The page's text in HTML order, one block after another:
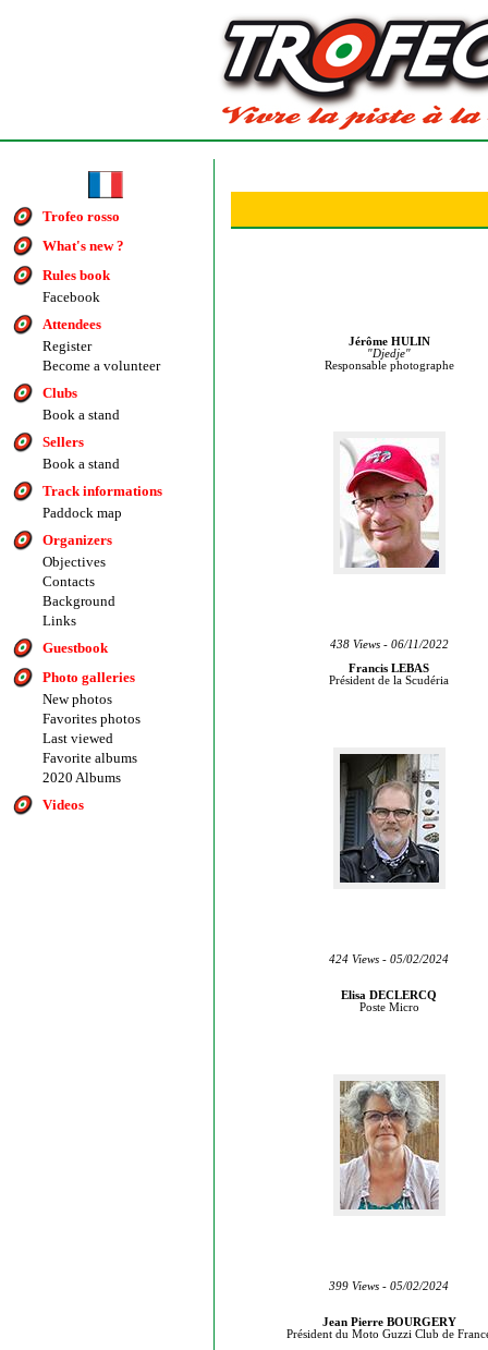
Trofeo rosso
What's new ?
Rules book
Facebook
Attendees
Register
Become a volunteer
Clubs
Book a stand
Sellers
Book a stand
Track informations
Paddock map
Organizers
Objectives
Contacts
Background
Links
Guestbook
Photo galleries
New photos
Favorites photos
Last viewed
Favorite albums
2020 Albums
Videos
Jérôme HULIN
"Djedje"
Responsable photographe
438 Views - 06/11/2022
Francis LEBAS
Président de la Scudéria
424 Views - 05/02/2024
Elisa DECLERCQ
Poste Micro
399 Views - 05/02/2024
Jean Pierre BOURGERY
Président du Moto Guzzi Club de